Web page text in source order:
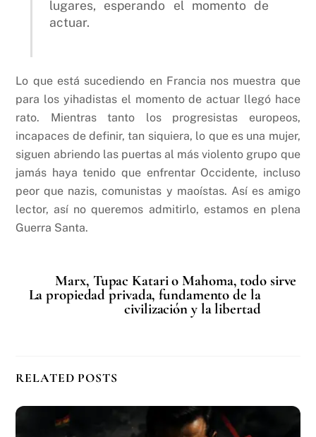
lugares, esperando el momento de
actuar.
Lo que está sucediendo en Francia nos muestra que
para los yihadistas el momento de actuar llegó hace
rato. Mientras tanto los progresistas europeos,
incapaces de definir, tan siquiera, lo que es una mujer,
siguen abriendo las puertas al más violento grupo que
jamás haya tenido que enfrentar Occidente, incluso
peor que nazis, comunistas y maoístas. Así es amigo
lector, así no queremos admitirlo, estamos en plena
Guerra Santa.
Marx, Tupac Katari o Mahoma, todo sirve
La propiedad privada, fundamento de la
civilización y la libertad
RELATED POSTS